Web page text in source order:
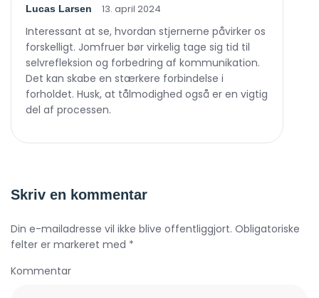
Lucas Larsen 13. april 2024
Interessant at se, hvordan stjernerne påvirker os
forskelligt. Jomfruer bør virkelig tage sig tid til
selvrefleksion og forbedring af kommunikation.
Det kan skabe en stærkere forbindelse i
forholdet. Husk, at tålmodighed også er en vigtig
del af processen.
Skriv en kommentar
Din e-mailadresse vil ikke blive offentliggjort. Obligatoriske
felter er markeret med *
Kommentar